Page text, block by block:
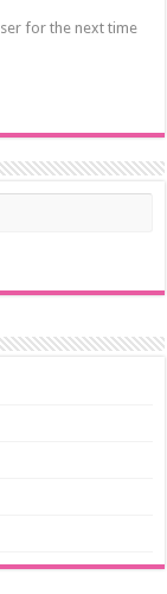
for the next time